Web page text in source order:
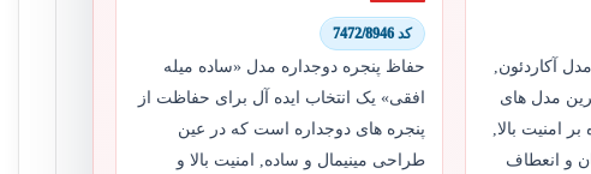
آکاردئون,
مدل های
امنیت بالا,
و انعطاف
کد 7472/8946
حفاظ پنجره دوجداره مدل «ساده میله
افقی» یک انتخاب ایده آل برای حفاظت از
پنجره های دوجداره است که در عین
طراحی مینیمال و ساده, امنیت بالا و